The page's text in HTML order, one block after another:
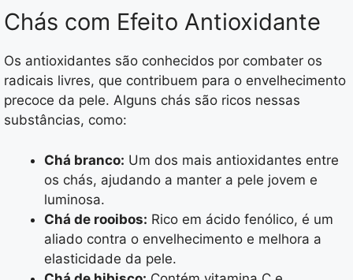
Chás com Efeito Antioxidante
Os antioxidantes são conhecidos por combater os
radicais livres, que contribuem para o envelhecimento
precoce da pele. Alguns chás são ricos nessas
substâncias, como:
Chá branco: Um dos mais antioxidantes entre
os chás, ajudando a manter a pele jovem e
luminosa.
Chá de rooibos: Rico em ácido fenólico, é um
aliado contra o envelhecimento e melhora a
elasticidade da pele.